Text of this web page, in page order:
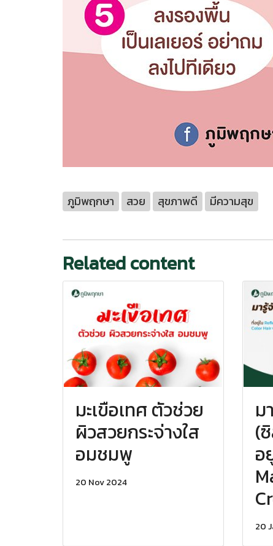
ภูมิพฤกษา สวย สุขภาพดี มีความสุข
Related content
มะเขือเทศ ตัวช่วย
ผิวสวยกระจ่างใส
อมชมพู
20 Nov 2024
ม
(
อ
20